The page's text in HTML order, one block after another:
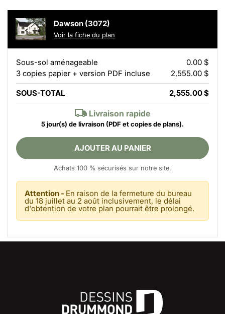
Dawson (3072)
Voir la fiche du plan
Sous-sol aménageable
0.00 $
3 copies papier + version PDF incluse
2,555.00 $
SOUS-TOTAL 2,555.00 $
Livraison rapide
5 jour(s) de livraison (PDF et copies de plans).
AJOUTER AU PANIER
Achats 100 % sécurisés sur notre site.
Attention - En raison de la fermeture du bureau
du 18 juillet au 2 août inclusivement, le délai
d'obtention de votre plan pourrait être prolongé.